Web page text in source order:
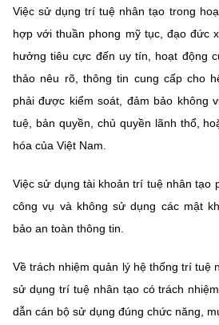
Tiêu chuẩn, đo lường, chất
Năng lượng nguyên tử
Tin địa phương
Chuyển đổi số
Bưu chính, Viễn thông
Sở hữu trí tuệ
Năng lượng nguyên tử
Khác
Videos
Infographic
Nhiệm vụ trọng tâm
Vietnamese
Việc sử dụng trí tuệ nhân tạo trong
hợp với thuần phong mỹ tục, đạo đức
hưởng tiêu cực đến uy tín, hoạt động
thảo nêu rõ, thông tin cung cấp cho
phải được kiểm soát, đảm bảo không
tuệ, bản quyền, chủ quyền lãnh thổ,
hóa của Việt Nam.
Việc sử dụng tài khoản trí tuệ nhân tạo
công vụ và không sử dụng các mật
bảo an toàn thông tin.
Về trách nhiệm quản lý hệ thống trí tuệ
sử dụng trí tuệ nhân tạo có trách
dẫn cán bộ sử dụng đúng chức năng,